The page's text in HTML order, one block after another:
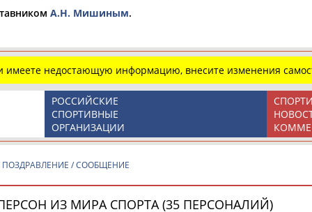
Профессия
Спортивное звание
Учёное звание
А.Н. Мишиным.
недостающую информацию, внесите изменения
РОССИЙСКИЕ
СПОРТИВНЫЕ
ОРГАНИЗАЦИИ
/ СООБЩЕНИЕ
ИЗ МИРА СПОРТА (35 ПЕРСОНАЛИЙ)